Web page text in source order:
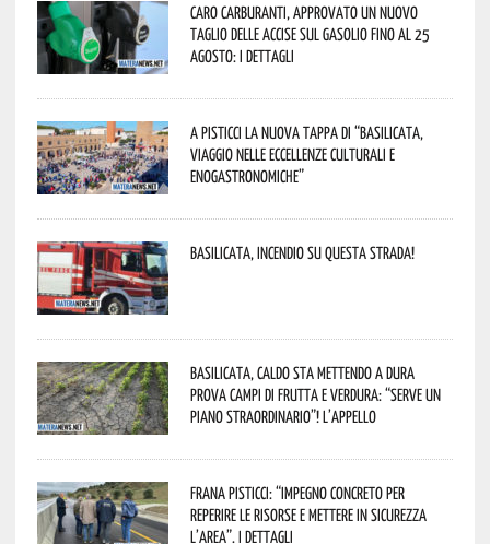
Caro carburanti, approvato un nuovo
taglio delle accise sul gasolio fino al 25
agosto: i dettagli
A Pisticci la nuova tappa di “Basilicata,
viaggio nelle eccellenze culturali e
enogastronomiche”
Basilicata, incendio su questa strada!
Basilicata, caldo sta mettendo a dura
prova campi di frutta e verdura: “Serve un
piano straordinario”! L’appello
Frana Pisticci: “Impegno concreto per
reperire le risorse e mettere in sicurezza
l’area”. I dettagli